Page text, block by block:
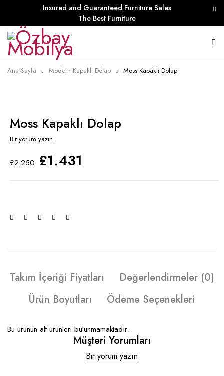
Insured and Guaranteed Furniture Sales
The Best Furniture
Ana Sayfa Modern Kapaklı Dolap Moss Kapaklı Dolap
Moss Kapaklı Dolap
Bir yorum yazın
£2.250 £1.431
Takım İçeriği Fiyatları
Değerlendirmeler (0)
Ürün Boyutları
Ödeme Seçenekleri
Bu ürünün alt ürünleri bulunmamaktadır.
Müşteri Yorumları
Bir yorum yazın